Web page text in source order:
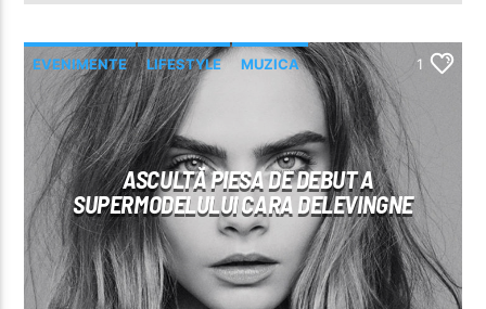
EVENIMENTE LIFESTYLE MUZICA
RECOMANDATE
1
ASCULTĂ PIESA DE DEBUT A
SUPERMODELULUI CARA DELEVINGNE